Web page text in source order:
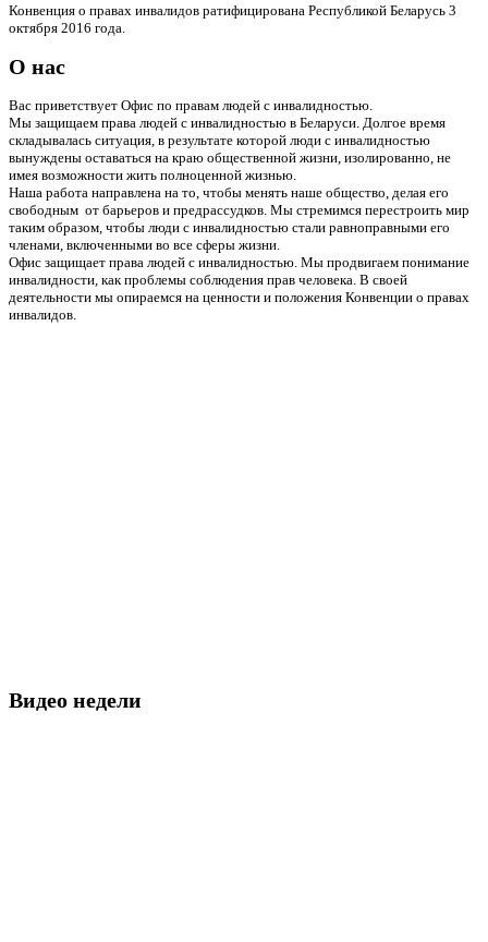
Конвенция о правах инвалидов ратифицирована Республикой Беларусь 3
октября 2016 года.
О нас
Вас приветствует Офис по правам людей с инвалидностью.
Мы защищаем права людей с инвалидностью в Беларуси. Долгое время
складывалась ситуация, в результате которой люди с инвалидностью
вынуждены оставаться на краю общественной жизни, изолированно, не
имея возможности жить полноценной жизнью.
Наша работа направлена на то, чтобы менять наше общество, делая его
свободным от барьеров и предрассудков. Мы стремимся перестроить мир
таким образом, чтобы люди с инвалидностью стали равноправными его
членами, включенными во все сферы жизни.
Офис защищает права людей с инвалидностью. Мы продвигаем понимание
инвалидности, как проблемы соблюдения прав человека. В своей
деятельности мы опираемся на ценности и положения Конвенции о правах
инвалидов.
Видео недели